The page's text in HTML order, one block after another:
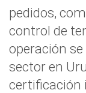
pedidos,
control de
operación
sector en
certificación